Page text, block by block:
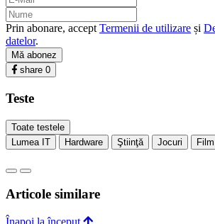
Prin abonare, accept Termenii de utilizare și
datelor.
Mă abonez
share 0
Teste
Toate testele
Lumea IT
Hardware Ştiinţă Jocuri
Articole similare